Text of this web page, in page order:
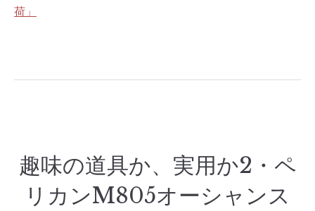
荷」
趣味の道具か、実用か2・ペ
リカンM805オーシャンス